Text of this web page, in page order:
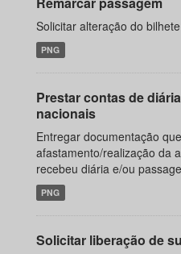
Solicitar alteração do
PNG
Prestar contas de
nacionais
Entregar documentação
afastamento/realização da
recebeu diária e/ou
PNG
Solicitar liberação de